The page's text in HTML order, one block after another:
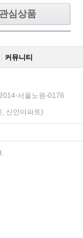
관심상품
커뮤니티
서울노원-0176
신안아파트)